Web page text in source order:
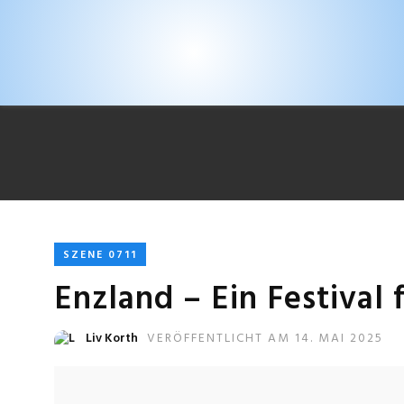
SZENE 0711
Enzland – Ein Festival
Liv Korth VERÖFFENTLICHT AM 14. MAI 2025